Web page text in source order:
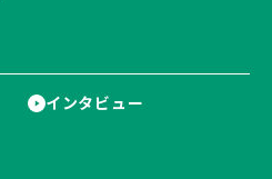
インタビュー